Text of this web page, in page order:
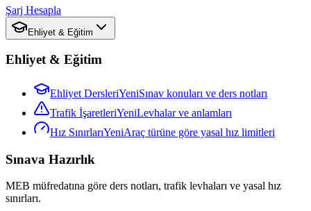
Şarj Hesapla
Ehliyet & Eğitim
Ehliyet & Eğitim
Ehliyet DersleriYeniSınav konuları ve ders notları
Trafik İşaretleriYeniLevhalar ve anlamları
Hız SınırlarıYeniAraç türüne göre yasal hız limitleri
Sınava Hazırlık
MEB müfredatına göre ders notları, trafik levhaları ve yasal hız
sınırları.